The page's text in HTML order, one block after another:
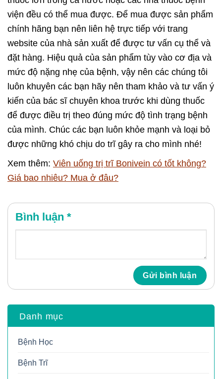
viện đều có thể mua được. Để mua được sản phẩm
chính hãng bạn nên liên hệ trực tiếp với trang
website của nhà sản xuất để được tư vấn cụ thể và
đặt hàng. Hiệu quả của sản phẩm tùy vào cơ địa và
mức độ nặng nhẹ của bệnh, vậy nên các chúng tôi
luôn khuyên các bạn hãy nên tham khảo và tư vấn ý
kiến của bác sĩ chuyên khoa trước khi dùng thuốc
để được điều trị theo đúng mức độ tình trạng bệnh
của mình. Chúc các bạn luôn khỏe mạnh và loại bỏ
được những khó chịu do trĩ gây ra cho mình nhé!
Xem thêm: Viên uống trị trĩ Bonivein có tốt không?
Giá bao nhiêu? Mua ở đâu?
Bình luận *
Danh mục
Bệnh Học
Bệnh Trĩ